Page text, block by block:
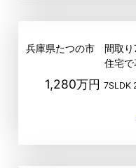
兵庫県たつの市 間取り
住宅
1,280万円 7SLDK